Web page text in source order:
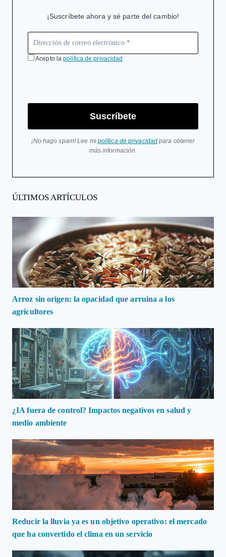
¡Suscríbete ahora y sé parte del cambio!
Acepto lapolítica de privacidad
Suscríbete
¡No hago spam! Lee mi política de privacidad para obtener
más información.
ÚLTIMOS ARTÍCULOS
Arroz sin origen: la opacidad que arruina a los
agricultores
¿IA fuera de control? Impactos negativos en salud y
medio ambiente
Reducir la lluvia ya es un objetivo operativo: el mercado
que ha convertido el clima en un servicio